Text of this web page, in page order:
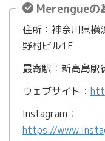
Merengueの
住所：神奈川県
野村ビル1F
最寄駅：新高島駅
ウェブサイト：
Instagram：
https://